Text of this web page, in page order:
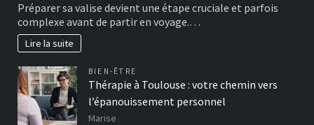
Préparer sa valise devient une étape cruciale et parfois
complexe avant de partir en voyage.…
Lire la suite
BIEN-ÊTRE
Thérapie à Toulouse : votre chemin vers
l’épanouissement personnel
Marise